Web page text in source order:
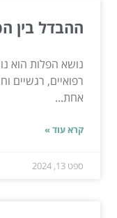
ההבדל בין
נושא הפלות הוא
אחת...
קרא עוד »
ספט 13, 2024